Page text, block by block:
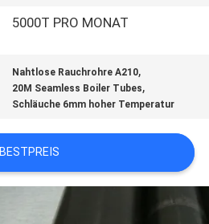
5000T PRO MONAT
Nahtlose Rauchrohre A210,
20M Seamless Boiler Tubes,
Schläuche 6mm hoher Temperatur
BESTPREIS